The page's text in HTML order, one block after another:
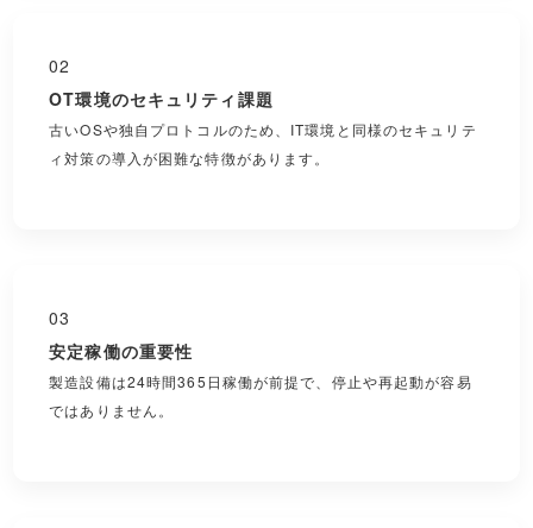
02
OT環境のセキュリティ課題
古いOSや独自プロトコルのため、IT環境と同様のセキュリテ
ィ対策の導入が困難な特徴があります。
03
安定稼働の重要性
製造設備は24時間365日稼働が前提で、停止や再起動が容易
ではありません。